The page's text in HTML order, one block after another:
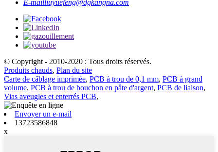
E-mailliuyuefeng@dgkangna.com
© Copyright - 2010-2020 : Tous droits réservés.
Produits chauds, Plan du site
Carte de câblage imprimée, PCB à trou de 0,1 mm, PCB à grand
volume, PCB à trou de bouchon en pâte d'argent, PCB de liaison,
Vias aveugles et enterrés PCB,
Envoyer un e-mail
13723586848
x